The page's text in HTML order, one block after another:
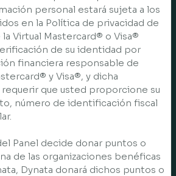
personal estará sujeta a los
en la Política de privacidad de
la Virtual Mastercard® o Visa®
de su identidad por
financiera responsable de
y Visa®, y dicha
que usted proporcione su
número de identificación fiscal
Panel decide donar puntos o
de las organizaciones benéficas
Dynata donará dichos puntos o